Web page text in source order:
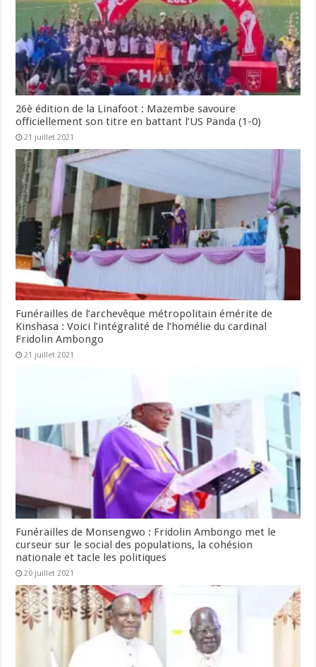
26è édition de la Linafoot : Mazembe savoure
officiellement son titre en battant l’US Panda (1-0)
21 juillet 2021
Funérailles de l’archevêque métropolitain émérite de
Kinshasa : Voici l’intégralité de l’homélie du cardinal
Fridolin Ambongo
21 juillet 2021
Funérailles de Monsengwo : Fridolin Ambongo met le
curseur sur le social des populations, la cohésion
nationale et tacle les politiques
20 juillet 2021